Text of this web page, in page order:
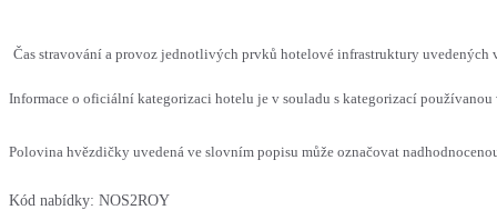
Čas stravování a provoz jednotlivých prvků hotelové infrastruktury uvedených
Informace o oficiální kategorizaci hotelu je v souladu s kategorizací
Polovina hvězdičky uvedená ve slovním popisu může označovat
Kód nabídky: NOS2ROY